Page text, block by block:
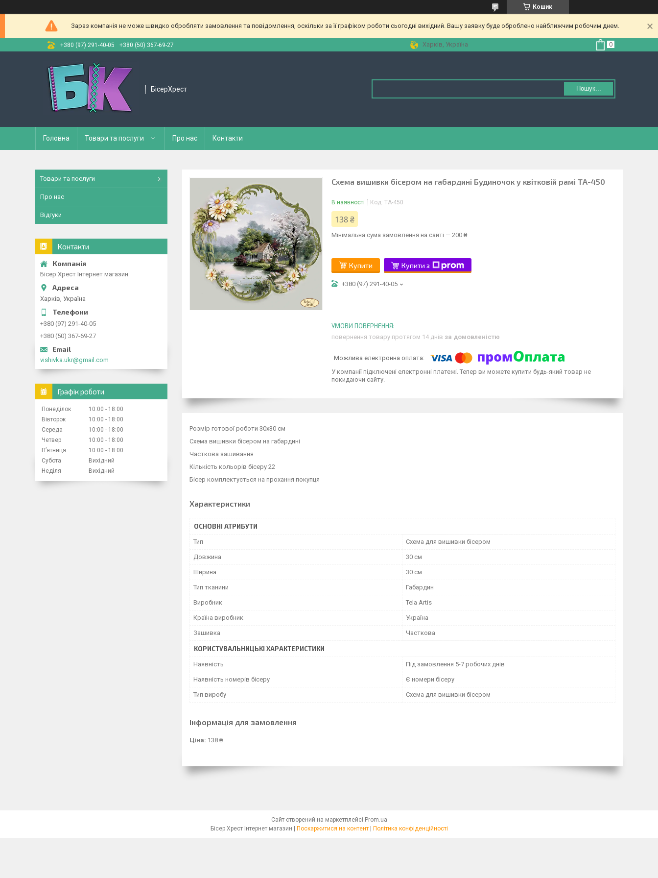
Кошик
Зараз компанія не може швидко обробляти замовлення та повідомлення, оскільки за її графіком роботи сьогодні вихідний. Вашу заявку буде оброблено найближчим робочим днем.
+380 (97) 291-40-05 +380 (50) 367-69-27 Харків, Україна
БісерХрест Пошук...
Головна Товари та послуги Про нас Контакти
Схема вишивки бісером на габардині Будиночок у квітковій рамі ТА-450
В наявності Код: ТА-450
138 ₴
Мінімальна сума замовлення на сайті — 200 ₴
Купити Купити з
+380 (97) 291-40-05
повернення товару протягом 14 днів за домовленістю
У компанії підключені електронні платежі. Тепер ви можете купити будь-який товар не
покидаючи сайту.
Розмір готової роботи 30х30 см
Схема вишивки бісером на габардині
Часткова зашивання
Кількість кольорів бісеру 22
Бісер комплектується на прохання покупця
Характеристики
ОСНОВНІ АТРИБУТИ
Тип Схема для вишивки бісером
Довжина 30 см
Ширина 30 см
Тип тканини Габардин
Виробник Tela Artis
Країна виробник Україна
Зашивка Часткова
КОРИСТУВАЛЬНИЦЬКІ ХАРАКТЕРИСТИКИ
Наявність Під замовлення 5-7 робочих днів
Наявність номерів бісеру Є номери бісеру
Тип виробу Схема для вишивки бісером
Інформація для замовлення
Ціна: 138 ₴
Товари та послуги
Про нас
Відгуки
Контакти
Бісер Хрест Інтернет магазин
Харків, Україна
+380 (97) 291-40-05
+380 (50) 367-69-27
vishivka.ukr@gmail.com
Графік роботи
Понеділок 10:00
18:00
Вівторок
10:00
18:00
Середа
10:00
18:00
Четвер
10:00
18:00
Пʼятниця
10:00
18:00
Субота
Вихідний
Неділя
Вихідний
Сайт створений на маркетплейсі Prom.ua
Бісер Хрест Інтернет магазин | Поскаржитися на контент | Політика конфіденційності